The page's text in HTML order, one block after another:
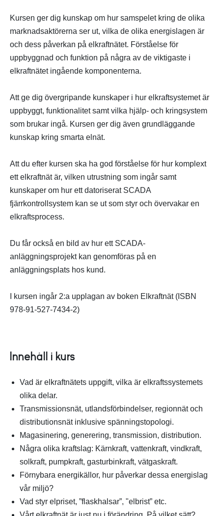
Kursen ger dig kunskap om hur samspelet kring de olika
marknadsaktörerna ser ut, vilka de olika energislagen är
och dess påverkan på elkraftnätet. Förståelse för
uppbyggnad och funktion på några av de viktigaste i
elkraftnätet ingående komponenterna.
Att ge dig övergripande kunskaper i hur elkraftsystemet är
uppbyggt, funktionalitet samt vilka hjälp- och kringsystem
som brukar ingå. Kursen ger dig även grundläggande
kunskap kring smarta elnät.
Att du efter kursen ska ha god förståelse för hur komplext
ett elkraftnät är, vilken utrustning som ingår samt
kunskaper om hur ett datoriserat SCADA
fjärrkontrollsystem kan se ut som styr och övervakar en
elkraftsprocess.
Du får också en bild av hur ett SCADA-
anläggningsprojekt kan genomföras på en
anläggningsplats hos kund. ​
I kursen ingår 2:a upplagan av boken Elkraftnät (ISBN
978-91-527-7434-2)
Innehåll i kurs
Vad är elkraftnätets uppgift, vilka är elkraftssystemets
olika delar.
Transmissionsnät, utlandsförbindelser, regionnät och
distributionsnät inklusive spänningstopologi.
Magasinering, generering, transmission, distribution.
Några olika kraftslag: Kärnkraft, vattenkraft, vindkraft,
solkraft, pumpkraft, gasturbinkraft, vätgaskraft.
Förnybara energikällor, hur påverkar dessa energislag
vår miljö?
Vad styr elpriset, ”flaskhalsar”, "elbrist” etc.